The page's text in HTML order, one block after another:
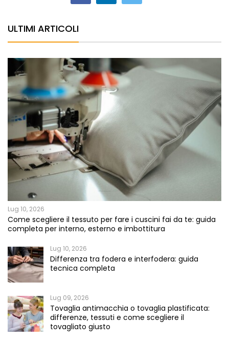
ULTIMI ARTICOLI
Lug 10, 2026
Come scegliere il tessuto per fare i cuscini fai da te: guida
completa per interno, esterno e imbottitura
Lug 10, 2026
Differenza tra fodera e interfodera: guida
tecnica completa
Lug 09, 2026
Tovaglia antimacchia o tovaglia plastificata:
differenze, tessuti e come scegliere il
tovagliato giusto